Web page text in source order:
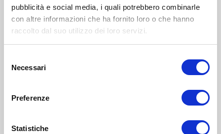
pubblicità e social media, i quali potrebbero combinarle
con altre informazioni che ha fornito loro o che hanno
raccolto dal suo utilizzo dei loro servizi.
delNecessari
Preferenze
Statistiche